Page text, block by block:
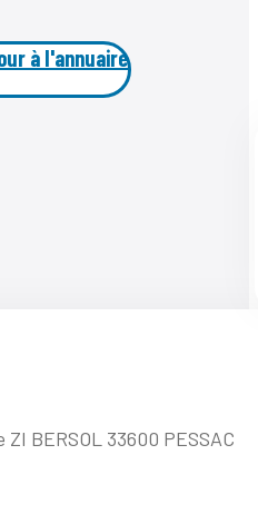
à l'annuaire
BERSOL 33600 PESSAC